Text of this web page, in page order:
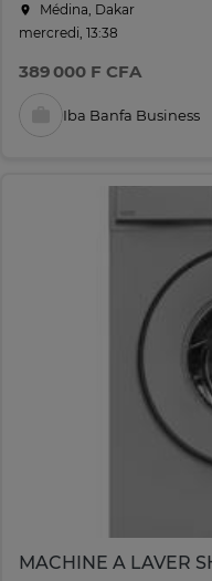
Médina, Dakar
mercredi, 13:38
389 000 F CFA
Iba Banfa Business